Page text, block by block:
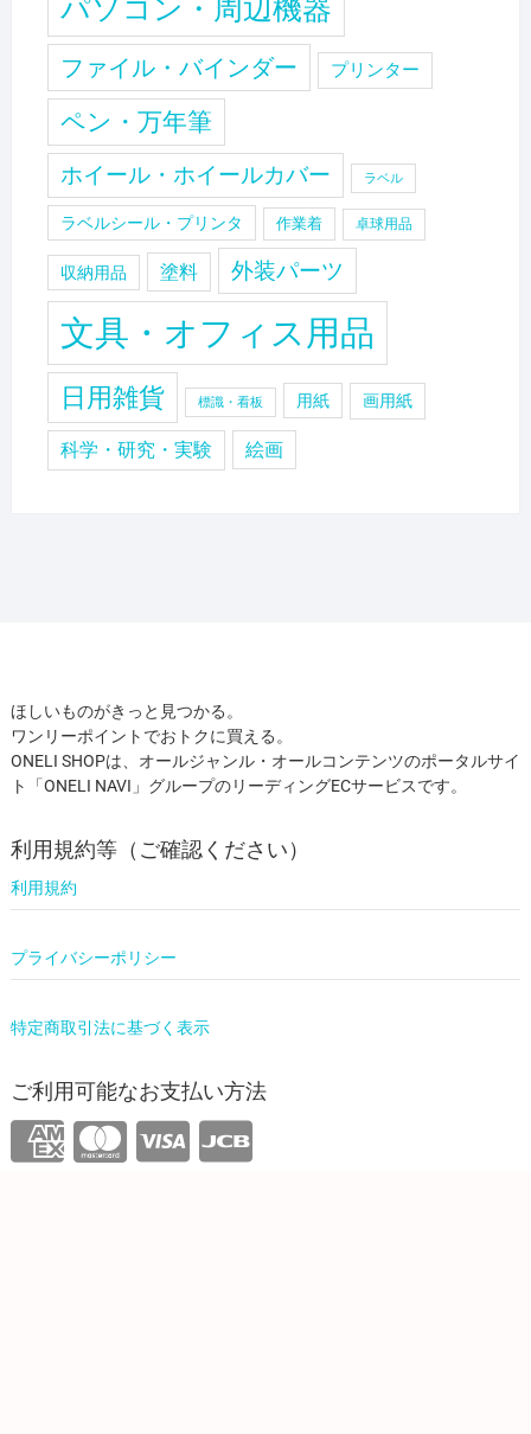
パソコン・周辺機器
ファイル・バインダー プリンター
ペン・万年筆
ホイール・ホイールカバー ラベル
ラベルシール・プリンタ 作業着 卓球用品
収納用品 塗料 外装パーツ
文具・オフィス用品
日用雑貨 標識・看板 用紙 画用紙
科学・研究・実験 絵画
ほしいものがきっと見つかる。
ワンリーポイントでおトクに買える。
ONELI SHOPは、オールジャンル・オールコンテンツのポータルサイ
ト「ONELI NAVI」グループのリーディングECサービスです。
利用規約等（ご確認ください）
利用規約
プライバシーポリシー
特定商取引法に基づく表示
ご利用可能なお支払い方法